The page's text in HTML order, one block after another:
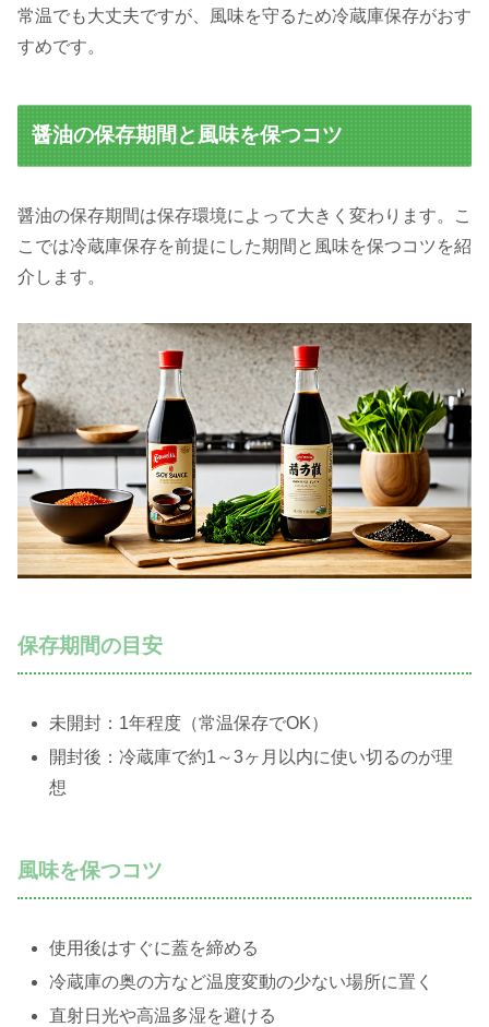
常温でも大丈夫ですが、風味を守るため冷蔵庫保存がおす
すめです。
醤油の保存期間と風味を保つコツ
醤油の保存期間は保存環境によって大きく変わります。こ
こでは冷蔵庫保存を前提にした期間と風味を保つコツを紹
介します。
保存期間の目安
未開封：1年程度（常温保存でOK）
開封後：冷蔵庫で約1～3ヶ月以内に使い切るのが理
想
風味を保つコツ
使用後はすぐに蓋を締める
冷蔵庫の奥の方など温度変動の少ない場所に置く
直射日光や高温多湿を避ける